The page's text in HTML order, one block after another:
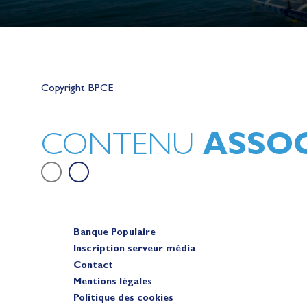
Copyright BPCE
CONTENU
sur le plan d'eau des Jeux
Banque Populaire
Inscription serveur média
Contact
Mentions légales
Politique des cookies